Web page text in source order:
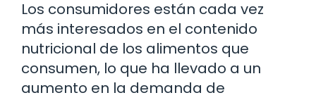
Los consumidores están cada vez
más interesados en el contenido
nutricional de los alimentos que
consumen, lo que ha llevado a un
aumento en la demanda de